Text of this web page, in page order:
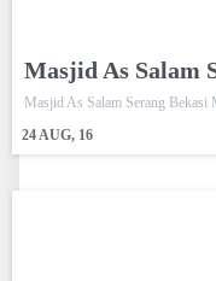
Masjid As Salam
24AUG, 16
Masjid As Salam Serang Bekasi